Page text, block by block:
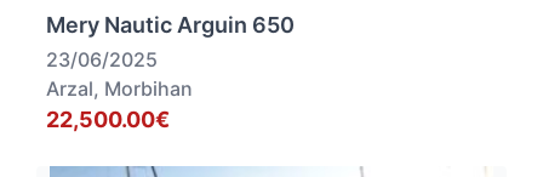
Mery Nautic Arguin 650
23/06/2025
Arzal, Morbihan
22,500.00€